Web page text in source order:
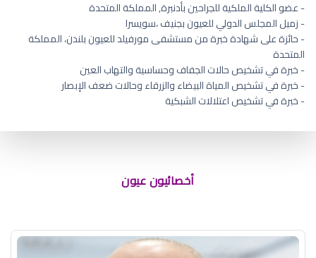
- عضو الكلية الملكية للجراحين بأدنبرة, المملكة المتحدة
- زميل المجلس الدولي للعيون بجنيف ،سويسرا
- حائزة على شهادة خبرة من مستشفى مورفيلد للعيون بلندن، المملكة
المتحدة
- خبرة في تشخيص حالات الجفاف وحساسية والتهاب العين
- خبرة في تشخيص المياة البيضاء والزرقاء وحالات ضعف الإبصار
- خبرة في تشخيص اعتلالات الشبكية
اسباب جفاف عيون الاطفال
أخصائيون عيون